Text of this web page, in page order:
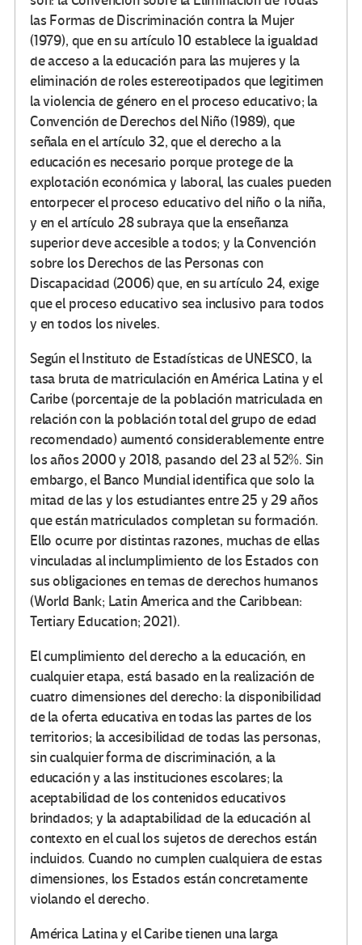
las Formas de Discriminación contra la Mujer
(1979), que en su artículo 10 establece la igualdad
de acceso a la educación para las mujeres y la
eliminación de roles estereotipados que legitimen
la violencia de género en el proceso educativo; la
Convención de Derechos del Niño (1989), que
señala en el artículo 32, que el derecho a la
educación es necesario porque protege de la
explotación económica y laboral, las cuales pueden
entorpecer el proceso educativo del niño o la niña,
y en el artículo 28 subraya que la enseñanza
superior deve accesible a todos; y la Convención
sobre los Derechos de las Personas con
Discapacidad (2006) que, en su artículo 24, exige
que el proceso educativo sea inclusivo para todos
y en todos los niveles.
Según el Instituto de Estadísticas de UNESCO, la
tasa bruta de matriculación en América Latina y el
Caribe (porcentaje de la población matriculada en
relación con la población total del grupo de edad
recomendado) aumentó considerablemente entre
los años 2000 y 2018, pasando del 23 al 52%. Sin
embargo, el Banco Mundial identifica que solo la
mitad de las y los estudiantes entre 25 y 29 años
que están matriculados completan su formación.
Ello ocurre por distintas razones, muchas de ellas
vinculadas al inclumplimiento de los Estados con
sus obligaciones en temas de derechos humanos
(World Bank; Latin America and the Caribbean:
Tertiary Education; 2021).
El cumplimiento del derecho a la educación, en
cualquier etapa, está basado en la realización de
cuatro dimensiones del derecho: la disponibilidad
de la oferta educativa en todas las partes de los
territorios; la accesibilidad de todas las personas,
sin cualquier forma de discriminación, a la
educación y a las instituciones escolares; la
aceptabilidad de los contenidos educativos
brindados; y la adaptabilidad de la educación al
contexto en el cual los sujetos de derechos están
incluidos. Cuando no cumplen cualquiera de estas
dimensiones, los Estados están concretamente
violando el derecho.
América Latina y el Caribe tienen una larga